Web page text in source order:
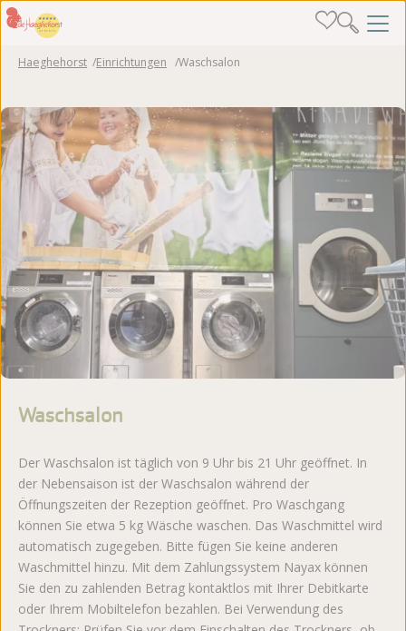
Haeghehorst Einrichtungen Waschsalon
Waschsalon
Der Waschsalon ist täglich von 9 Uhr bis 21 Uhr geöffnet. In
der Nebensaison ist der Waschsalon während der
Öffnungszeiten der Rezeption geöffnet. Pro Waschgang
können Sie etwa 5 kg Wäsche waschen. Das Waschmittel wird
automatisch zugegeben. Bitte fügen Sie keine anderen
Waschmittel hinzu. Mit dem Zahlungssystem Nayax können
Sie den zu zahlenden Betrag kontaktlos mit Ihrer Debitkarte
oder Ihrem Mobiltelefon bezahlen. Bei Verwendung des